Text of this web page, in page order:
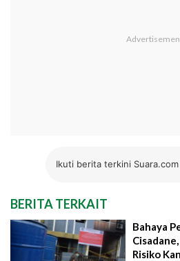
Ikuti berita terkini
BERITA TERKAIT
Bahaya
Risiko